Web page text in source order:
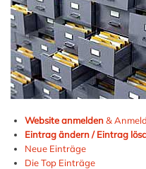
Website anmelden&
Eintrag ändern / Eintrag
Neue Einträge
Die Top Einträge